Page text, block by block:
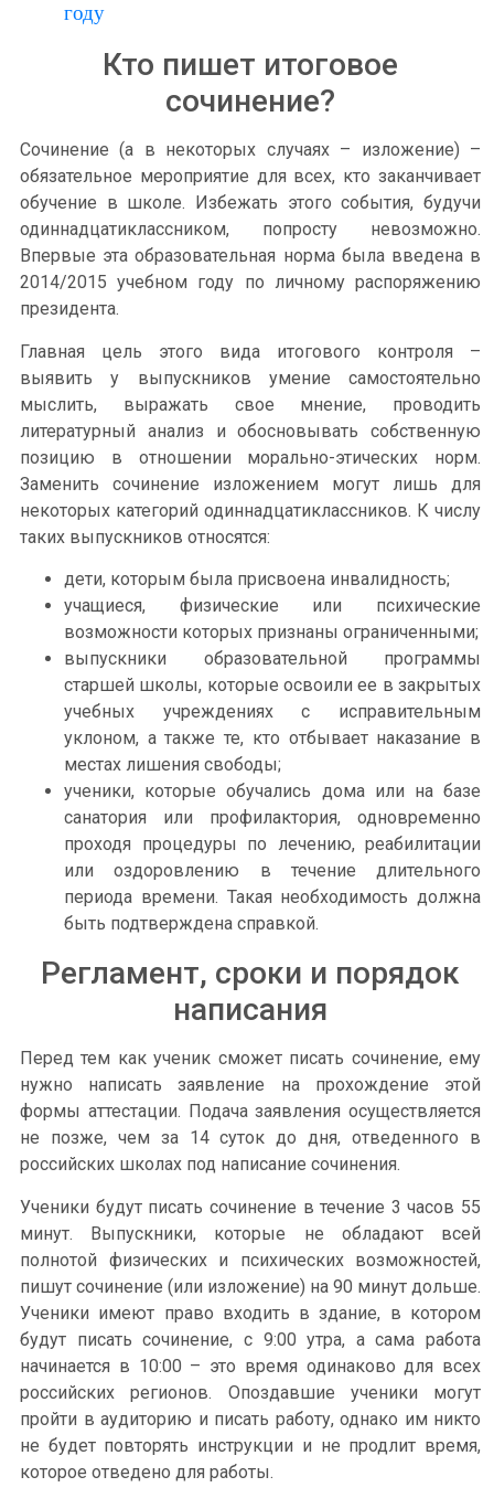
году
Кто пишет итоговое
сочинение?
Сочинение (а в некоторых случаях – изложение) –
обязательное мероприятие для всех, кто заканчивает
обучение в школе. Избежать этого события, будучи
одиннадцатиклассником, попросту невозможно.
Впервые эта образовательная норма была введена в
2014/2015 учебном году по личному распоряжению
президента.
Главная цель этого вида итогового контроля –
выявить у выпускников умение самостоятельно
мыслить, выражать свое мнение, проводить
литературный анализ и обосновывать собственную
позицию в отношении морально-этических норм.
Заменить сочинение изложением могут лишь для
некоторых категорий одиннадцатиклассников. К числу
таких выпускников относятся:
дети, которым была присвоена инвалидность;
учащиеся, физические или психические
возможности которых признаны ограниченными;
выпускники образовательной программы
старшей школы, которые освоили ее в закрытых
учебных учреждениях с исправительным
уклоном, а также те, кто отбывает наказание в
местах лишения свободы;
ученики, которые обучались дома или на базе
санатория или профилактория, одновременно
проходя процедуры по лечению, реабилитации
или оздоровлению в течение длительного
периода времени. Такая необходимость должна
быть подтверждена справкой.
Регламент, сроки и порядок
написания
Перед тем как ученик сможет писать сочинение, ему
нужно написать заявление на прохождение этой
формы аттестации. Подача заявления осуществляется
не позже, чем за 14 суток до дня, отведенного в
российских школах под написание сочинения.
Ученики будут писать сочинение в течение 3 часов 55
минут. Выпускники, которые не обладают всей
полнотой физических и психических возможностей,
пишут сочинение (или изложение) на 90 минут дольше.
Ученики имеют право входить в здание, в котором
будут писать сочинение, с 9:00 утра, а сама работа
начинается в 10:00 – это время одинаково для всех
российских регионов. Опоздавшие ученики могут
пройти в аудиторию и писать работу, однако им никто
не будет повторять инструкции и не продлит время,
которое отведено для работы.